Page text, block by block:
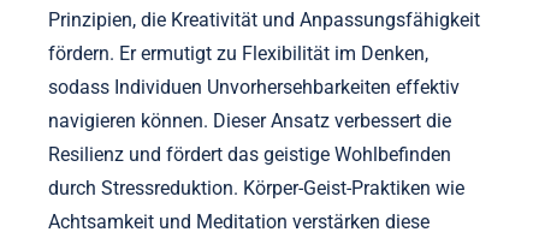
Prinzipien, die Kreativität und Anpassungsfähigkeit
fördern. Er ermutigt zu Flexibilität im Denken,
sodass Individuen Unvorhersehbarkeiten effektiv
navigieren können. Dieser Ansatz verbessert die
Resilienz und fördert das geistige Wohlbefinden
durch Stressreduktion. Körper-Geist-Praktiken wie
Achtsamkeit und Meditation verstärken diese